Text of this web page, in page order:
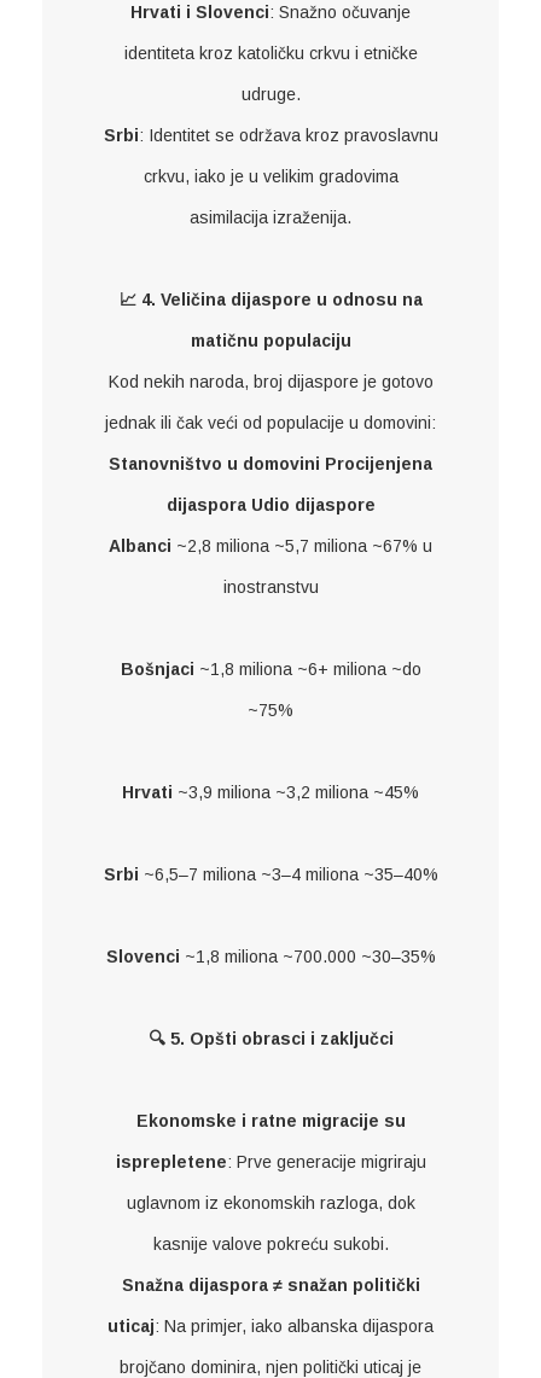
Hrvati i Slovenci: Snažno očuvanje
identiteta kroz katoličku crkvu i etničke
udruge.
Srbi: Identitet se održava kroz pravoslavnu
crkvu, iako je u velikim gradovima
asimilacija izraženija.
📈 4. Veličina dijaspore u odnosu na
matičnu populaciju
Kod nekih naroda, broj dijaspore je gotovo
jednak ili čak veći od populacije u domovini:
Stanovništvo u domovini Procijenjena
dijaspora Udio dijaspore
Albanci ~2,8 miliona ~5,7 miliona ~67% u
inostranstvu
Bošnjaci ~1,8 miliona ~6+ miliona ~do
~75%
Hrvati ~3,9 miliona ~3,2 miliona ~45%
Srbi ~6,5–7 miliona ~3–4 miliona ~35–40%
Slovenci ~1,8 miliona ~700.000 ~30–35%
🔍 5. Opšti obrasci i zaključci
Ekonomske i ratne migracije su
isprepletene: Prve generacije migriraju
uglavnom iz ekonomskih razloga, dok
kasnije valove pokreću sukobi.
Snažna dijaspora ≠ snažan politički
uticaj: Na primjer, iako albanska dijaspora
brojčano dominira, njen politički uticaj je